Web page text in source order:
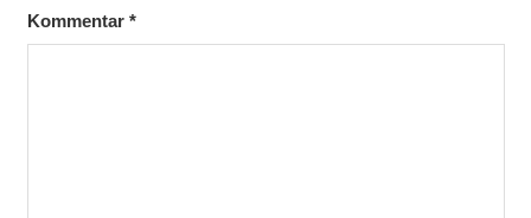
Kommentar *